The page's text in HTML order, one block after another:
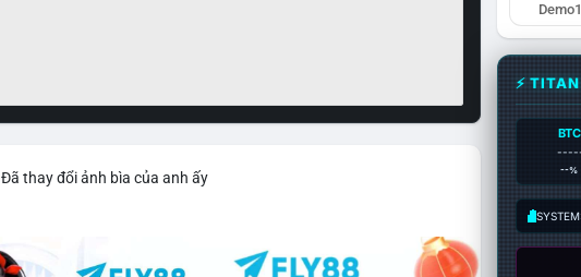
Đã thay đổi ảnh bìa của anh ấy
⚡
BTC
--%